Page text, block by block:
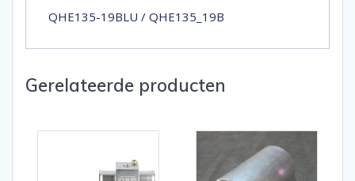
QHE135-19BLU / QHE135_19B
Gerelateerde producten